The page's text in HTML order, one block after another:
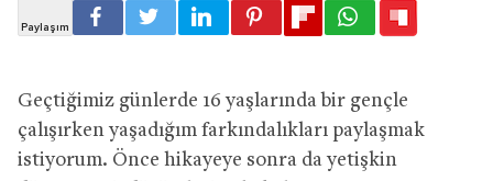
Geçtiğimiz günlerde 16 yaşlarında bir gençle
çalışırken yaşadığım farkındalıkları paylaşmak
istiyorum. Önce hikayeye sonra da yetişkin